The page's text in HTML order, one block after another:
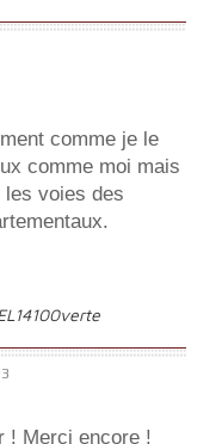
comme je le
comme moi mais
voies des
! Merci encore !